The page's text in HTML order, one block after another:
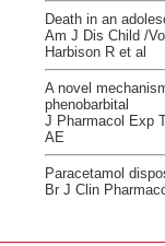
Death in an
Am J Dis Child /
Harbison R et al
A novel
phenobarbital
J Pharmacol Exp
AE
Paracetamol
Br J Clin